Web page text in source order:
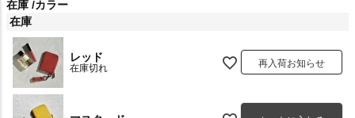
在庫 カラー
在庫
レッド
在庫切れ 再入荷お知らせ